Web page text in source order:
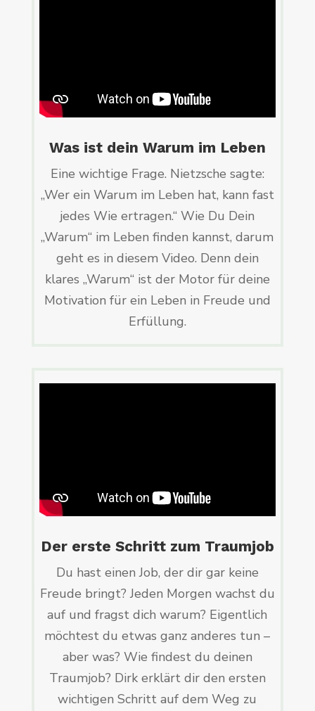
Was ist dein Warum im Leben
Eine wichtige Frage. Nietzsche sagte:
„Wer ein Warum im Leben hat, kann fast
jedes Wie ertragen.“ Wie Du Dein
„Warum“ im Leben finden kannst, darum
geht es in diesem Video. Denn dein
klares „Warum“ ist der Motor für deine
Motivation für ein Leben in Freude und
Erfüllung.
Der erste Schritt zum Traumjob
Du hast einen Job, der dir gar keine
Freude bringt? Jeden Morgen wachst du
auf und fragst dich warum? Eigentlich
möchtest du etwas ganz anderes tun –
aber was? Wie findest du deinen
Traumjob? Dirk erklärt dir den ersten
wichtigen Schritt auf dem Weg zu